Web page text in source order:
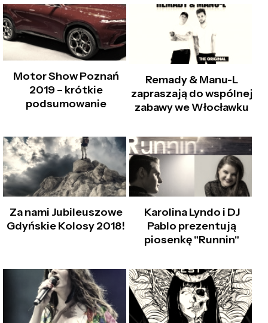
Motor Show Poznań
2019 – krótkie
podsumowanie
Remady & Manu-L
zapraszają do wspólnej
zabawy we Włocławku
Za nami Jubileuszowe
Gdyńskie Kolosy 2018!
Karolina Lyndo i DJ
Pablo prezentują
piosenkę "Runnin"